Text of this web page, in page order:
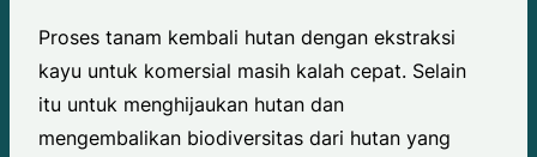
Proses tanam kembali hutan dengan ekstraksi
kayu untuk komersial masih kalah cepat. Selain
itu untuk menghijaukan hutan dan
mengembalikan biodiversitas dari hutan yang